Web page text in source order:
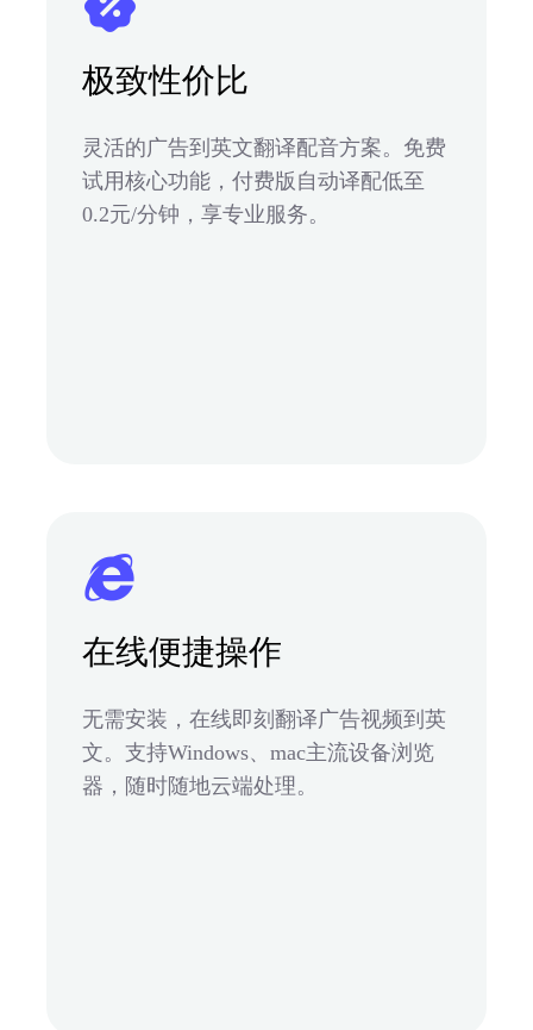
极致性价比
灵活的广告到英文翻译配音方案。免费
试用核心功能，付费版自动译配低至
0.2元/分钟，享专业服务。
在线便捷操作
无需安装，在线即刻翻译广告视频到英
文。支持Windows、mac主流设备浏览
器，随时随地云端处理。